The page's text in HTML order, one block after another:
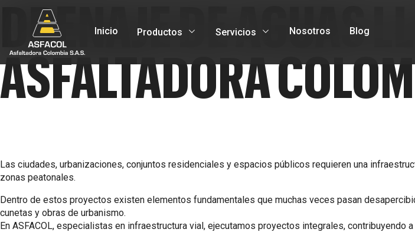
Inicio Productos Servicios Nosotros Blog
DRENAJE DE AGUAS
ASFALTADORA
Las ciudades, urbanizaciones, conjuntos residenciales y espacios públicos requieren una
zonas peatonales.
Dentro de estos proyectos existen elementos fundamentales que muchas veces pasan
cunetas y obras de urbanismo.
En ASFACOL, especialistas en infraestructura vial, ejecutamos proyectos integrales,